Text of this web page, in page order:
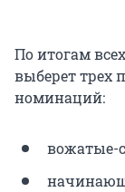
По итогам
выберет трех
номинаций:
вожатые-